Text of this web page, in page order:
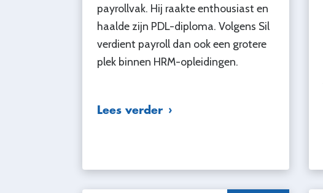
payrollvak. Hij raakte enthousiast en
haalde zijn PDL-diploma. Volgens Sil
verdient payroll dan ook een grotere
plek binnen HRM-opleidingen.
Lees verder